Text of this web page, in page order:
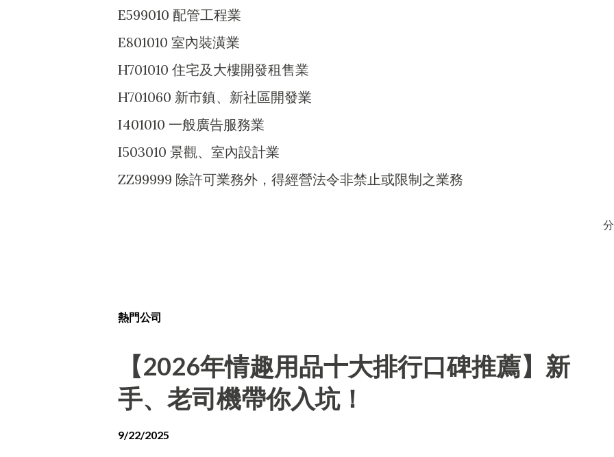
E599010 配管工程業
E801010 室內裝潢業
H701010 住宅及大樓開發租售業
H701060 新市鎮、新社區開發業
I401010 一般廣告服務業
I503010 景觀、室內設計業
ZZ99999 除許可業務外，得經營法令非禁止或限制之業務
熱門公司
【2026年情趣用品十大排行口碑推薦】新
手、老司機帶你入坑！
9/22/2025